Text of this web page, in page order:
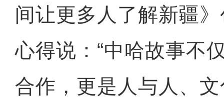
间让更多人了解新疆
心得说：“中哈故事不
合作，更是人与人、